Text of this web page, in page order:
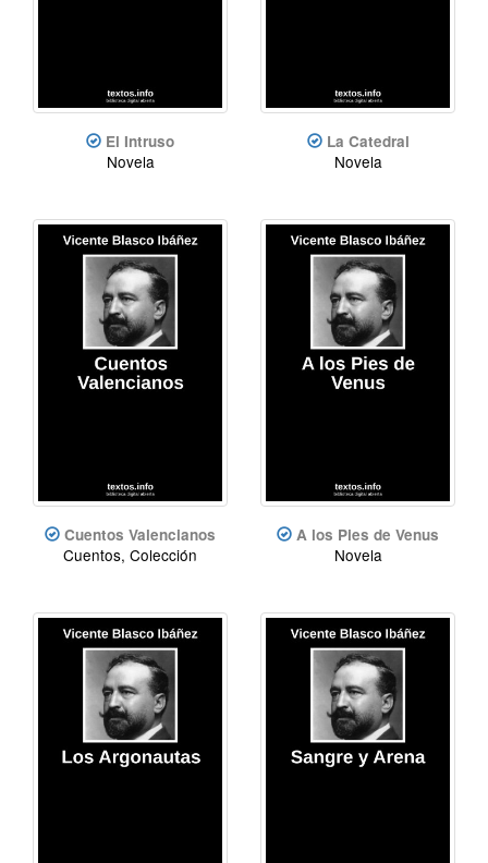
El Intruso
Novela
La Catedral
Novela
Cuentos Valencianos
Cuentos, Colección
A los Pies de Venus
Novela